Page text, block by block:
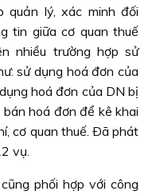
quản lý, xác minh đối
tin giữa cơ quan thuế
nhiều trường hợp sử
sử dụng hoá đơn của
hoá đơn của DN bị
hoá đơn để kê khai
cơ quan thuế. Ðã phát
vụ.
phối hợp với công